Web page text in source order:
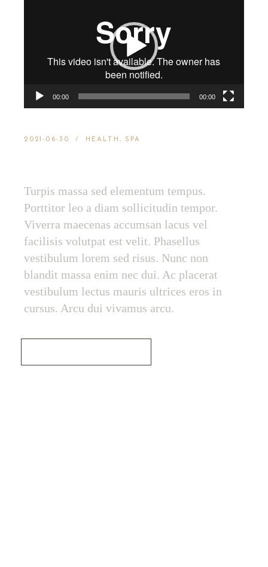
00:00 00:00
2021-06-30 HEALTH SPA
Turpis massa sed elementum tempus.
Porttitor leo a diam sollicitudin tempor.
Viverra maecenas accumsan lacus vel
facilisis volutpat est velit. Phasellus
vestibulum lorem sed risus. Nunc non
blandit massa enim nec dui. Ac placerat
vestibulum lectus mauris ultrices eros in
cursus. Arcu dui vivamus arcu.